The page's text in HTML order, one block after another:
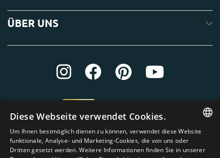
ÜBER UNS
ENGLISH
DUTCH
Diese Webseite verwendet Cookies.
Um Ihnen bestmöglich dienen zu können, verwendet diese Website
funktionale, Analyse- und Marketing-Cookies, die von uns oder
Dritten gesetzt werden. Weitere Informationen finden Sie in unserer